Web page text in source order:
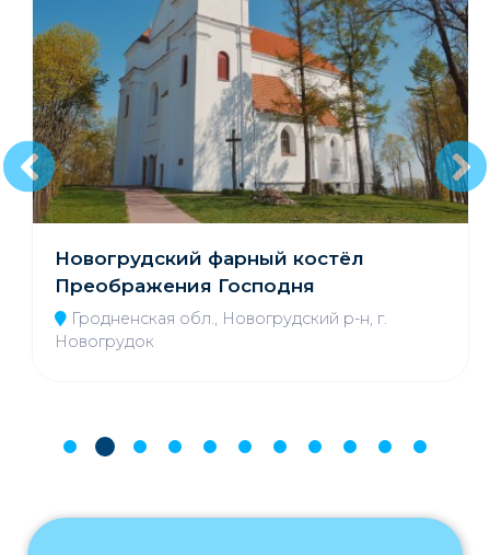
Новогрудский фарный костёл
Преображения Господня
Гродненская обл., Новогрудский р-н, г.
Новогрудок